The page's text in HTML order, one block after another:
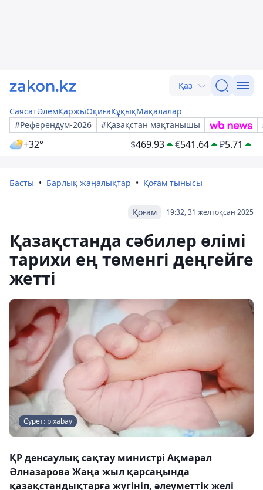
Қаз
СаясатӘлемҚаржыОқиғаҚұқықМақалалар
#Референдум-2026
#Қазақстан мақтанышы
+32° $469.93 €541.64 ₽5.71
Басты Барлық жаңалықтар Қоғам тынысы
19:32, 31 желтоқсан 2025
Қоғам
Қазақстанда сәбилер өлімі
тарихи ең төменгі деңгейге
жетті
Сурет: pixabay
ҚР денсаулық сақтау министрі Ақмарал
Әлназарова Жаңа жыл қарсаңында
қазақстандықтарға жүгініп, әлеуметтік желі